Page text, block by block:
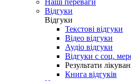
Наші переваги
Відгуки
Відгуки
Текстові відгуки
Відео відгуки
Аудіо відгуки
Відгуки с соц.
Результати
Книга відгуків